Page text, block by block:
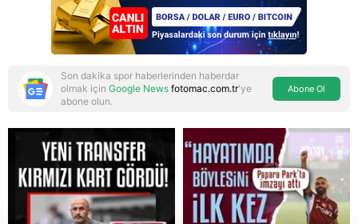
Reddet
Son dakika spor haberlerinden haberdar
olmak için Google News fotomac.com.tr'ye
abone olun.
Abone Ol